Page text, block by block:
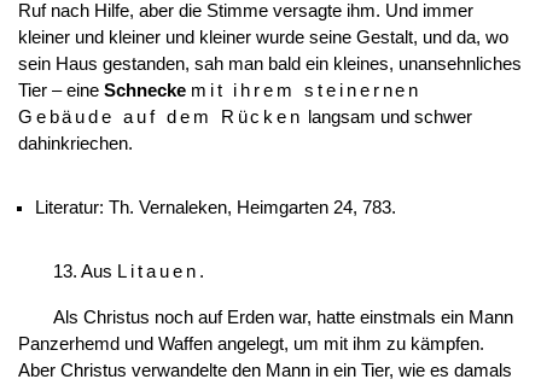
Ruf nach Hilfe, aber die Stimme versagte ihm. Und immer
kleiner und kleiner und kleiner wurde seine Gestalt, und da, wo
sein Haus gestanden, sah man bald ein kleines, unansehnliches
Tier – eine Schnecke mit ihrem steinernen
Gebäude auf dem Rücken
langsam und schwer
dahinkriechen.
Literatur: Th. Vernaleken, Heimgarten 24, 783.
13. Aus Litauen .
Als Christus noch auf Erden war, hatte einstmals ein Mann
Panzerhemd und Waffen angelegt, um mit ihm zu kämpfen.
Aber Christus verwandelte den Mann in ein Tier, wie es damals